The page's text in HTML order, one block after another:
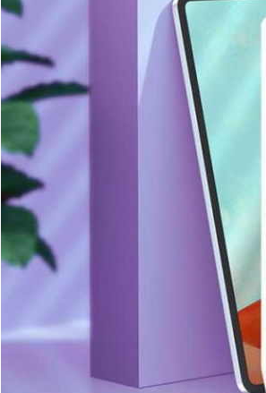
Deixe um recado
Ligaremos para você em